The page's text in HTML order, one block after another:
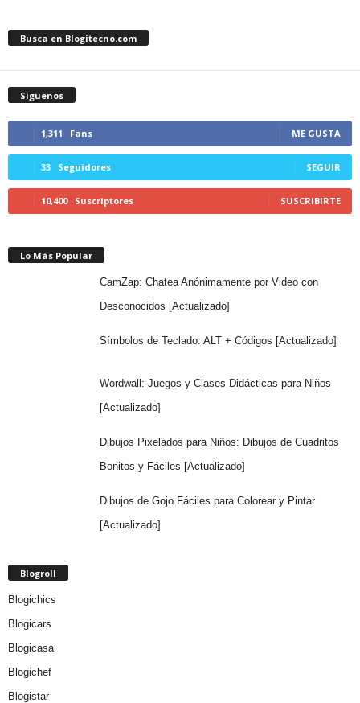
Busca en Blogitecno.com
Síguenos
1,311 Fans ME GUSTA
33 Seguidores SEGUIR
10,400 Suscriptores SUSCRIBIRTE
Lo Más Popular
CamZap: Chatea Anónimamente por Video con
Desconocidos [Actualizado]
Símbolos de Teclado: ALT + Códigos [Actualizado]
Wordwall: Juegos y Clases Didácticas para Niños
[Actualizado]
Dibujos Pixelados para Niños: Dibujos de Cuadritos
Bonitos y Fáciles [Actualizado]
Dibujos de Gojo Fáciles para Colorear y Pintar
[Actualizado]
Blogroll
Blogichics
Blogicars
Blogicasa
Blogichef
Blogistar